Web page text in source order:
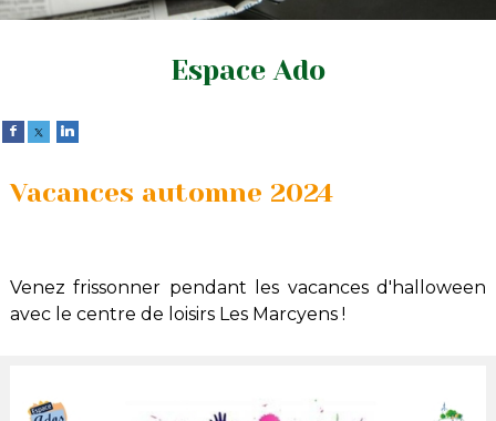
Espace Ado
Vacances automne 2024
Venez frissonner pendant les vacances d'halloween
avec le centre de loisirs Les Marcyens !